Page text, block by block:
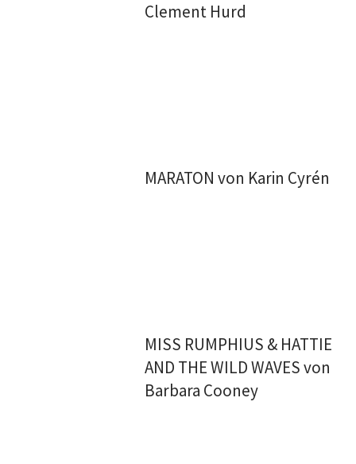
Clement Hurd
MARATON von Karin Cyrén
MISS RUMPHIUS & HATTIE
AND THE WILD WAVES von
Barbara Cooney